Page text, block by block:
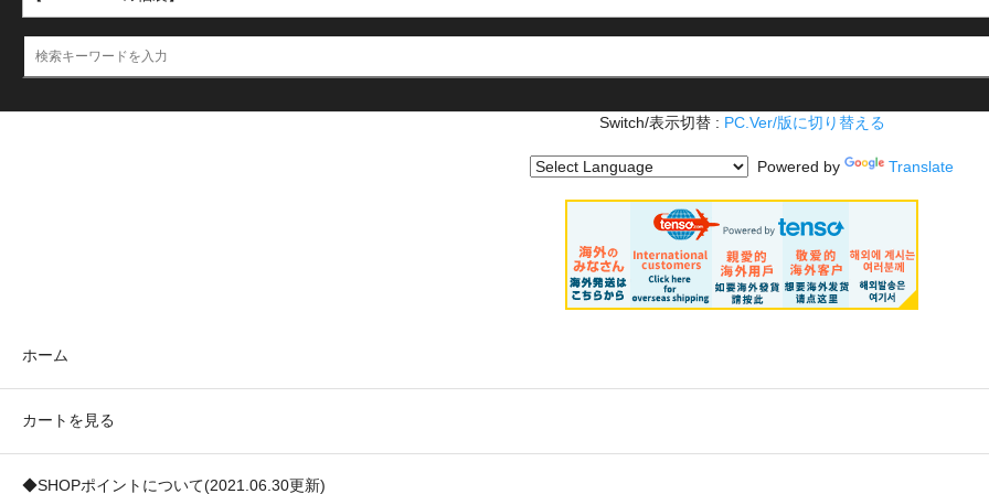
Switch/表示切替 : PC.Ver/版に切り替える
Powered by Translate
ホーム
カートを見る
◆SHOPポイントについて(2021.06.30更新)